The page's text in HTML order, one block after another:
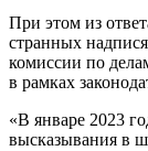
При этом из
странных
комиссии по
в рамках
«В январе 2023
высказывания в